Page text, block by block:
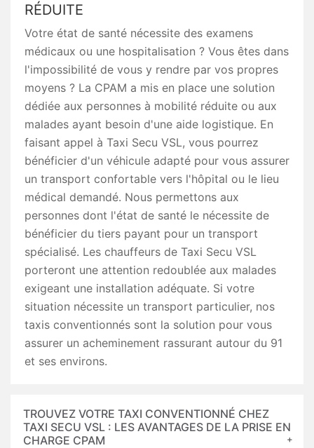
RÉDUITE
Votre état de santé nécessite des examens
médicaux ou une hospitalisation ? Vous êtes dans
l'impossibilité de vous y rendre par vos propres
moyens ? La CPAM a mis en place une solution
dédiée aux personnes à mobilité réduite ou aux
malades ayant besoin d'une aide logistique. En
faisant appel à Taxi Secu VSL, vous pourrez
bénéficier d'un véhicule adapté pour vous assurer
un transport confortable vers l'hôpital ou le lieu
médical demandé. Nous permettons aux
personnes dont l'état de santé le nécessite de
bénéficier du tiers payant pour un transport
spécialisé. Les chauffeurs de Taxi Secu VSL
porteront une attention redoublée aux malades
exigeant une installation adéquate. Si votre
situation nécessite un transport particulier, nos
taxis conventionnés sont la solution pour vous
assurer un acheminement rassurant autour du 91
et ses environs.
TROUVEZ VOTRE TAXI CONVENTIONNÉ CHEZ
TAXI SECU VSL : LES AVANTAGES DE LA PRISE EN
CHARGE CPAM